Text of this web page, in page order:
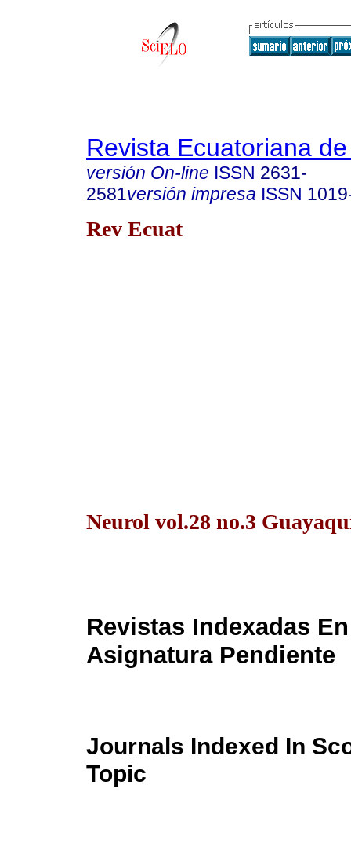
Revista Ecuatoriana
versión On-line ISSN 2631-
2581versión impresa ISSN
Rev Ecuat
Neurol vol.28 no.3
Revistas Indexadas
Asignatura Pendiente
Journals Indexed In
Topic